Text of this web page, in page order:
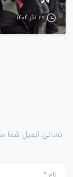
۲۷ آذر ۱۴۰۴
نشانی ایمیل شما
نام*